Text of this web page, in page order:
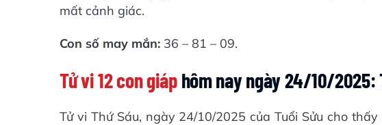
mất cảnh giác.
Con số may mắn: 36 – 81 – 09.
Tử vi 12 con giáphôm nay ngày 24/10/2025:
Tử vi Thứ Sáu, ngày 24/10/2025 của Tuổi Sửu cho